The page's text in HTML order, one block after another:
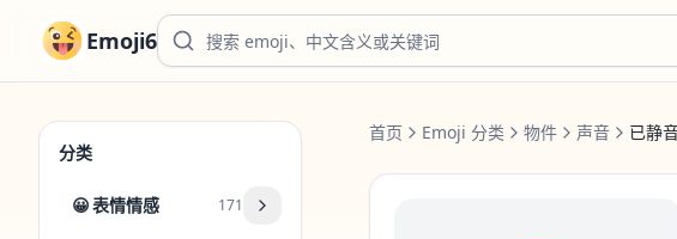
Emoji6
分类
😀表情情感 171
首页 Emoji 分类 物件 声音 已静